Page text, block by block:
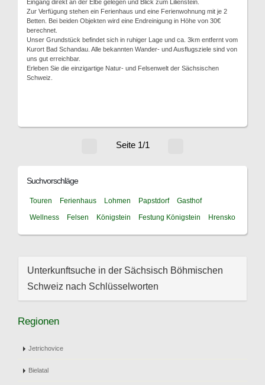
Eingang direkt an der Elbe gelegen und Blick zum Lilienstein.
Zur Verfügung stehen ein Ferienhaus und eine Ferienwohnung mit je 2
Betten. Bei beiden Objekten wird eine Endreinigung in Höhe von 30€
berechnet.
Unser Grundstück befindet sich in ruhiger Lage und ca. 3km entfernt vom
Kurort Bad Schandau. Alle bekannten Wander- und Ausflugsziele sind von
uns gut erreichbar.
Erleben Sie die einzigartige Natur- und Felsenwelt der Sächsischen
Schweiz.
Seite 1/1
Suchvorschläge
Touren Ferienhaus Lohmen Papstdorf
Gasthof
Wellness
Felsen Königstein Festung Königstein Hrensko
Unterkunftsuche in der Sächsisch Böhmischen
Schweiz nach Schlüsselworten
Regionen
Jetrichovice
Bielatal